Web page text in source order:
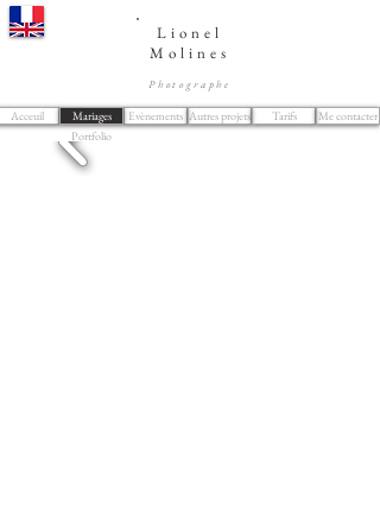
Lionel
Molines
Photographe
Acceuil Evènements Autres projets Tarifs
Me contacter
Portfolio
Mariages